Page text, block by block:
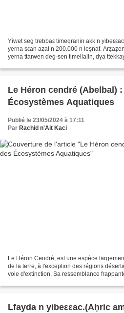
Yiwet seg trebbaε timeqranin akk n
yerna sεan azal n 200.000 n leṣnaf.
yerna ttarwen deg-sen timellalin, dγa
Le Héron cendré (Abelbal)
Écosystèmes Aquatiques
Publié le 23/05/2024 à 17:11
Par Rachid n'Ait Kaci
Le Héron Cendré, est une espèce
de la terre, à l'exception des régions
voie d'extinction. Sa ressemblance
Lfayda n yibeεεac.(Aḥric